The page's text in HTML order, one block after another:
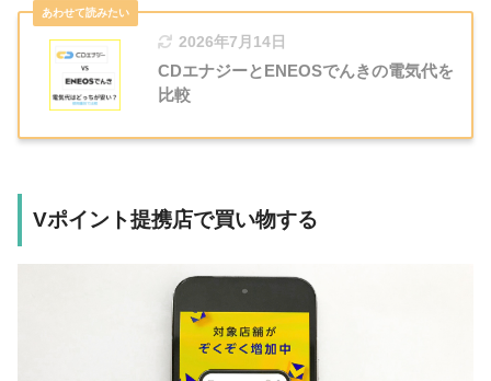
2026年7月14日
CDエナジーとENEOSでんきの電気代を
比較
Vポイント提携店で買い物する